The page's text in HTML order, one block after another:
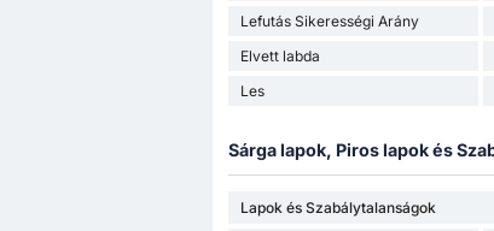
Lefutás Sikerességi Arány
Elvett labda
Les
Sárga lapok, Piros lapok és
Lapok és Szabálytalanságok